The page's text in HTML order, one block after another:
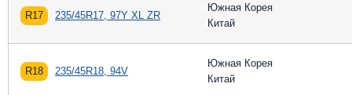
R17 235/45R17, 97Y XL ZR
Южная Корея
Китай
R18 235/45R18, 94V
Южная Корея
Китай